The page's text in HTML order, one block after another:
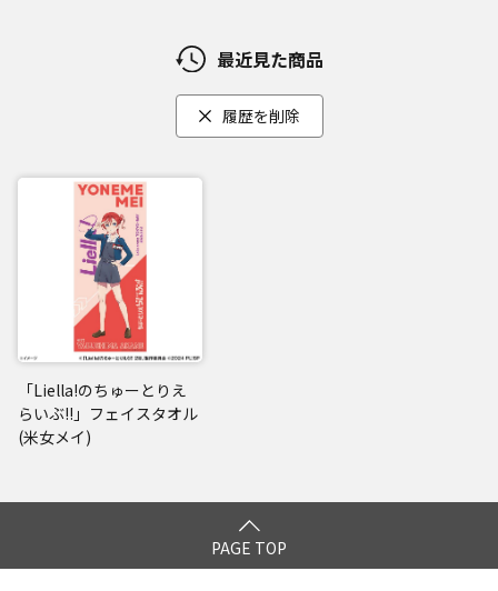
最近見た商品
履歴を削除
「Liella!のちゅーとりえ
らいぶ!!」フェイスタオル
(米女メイ)
PAGE TOP